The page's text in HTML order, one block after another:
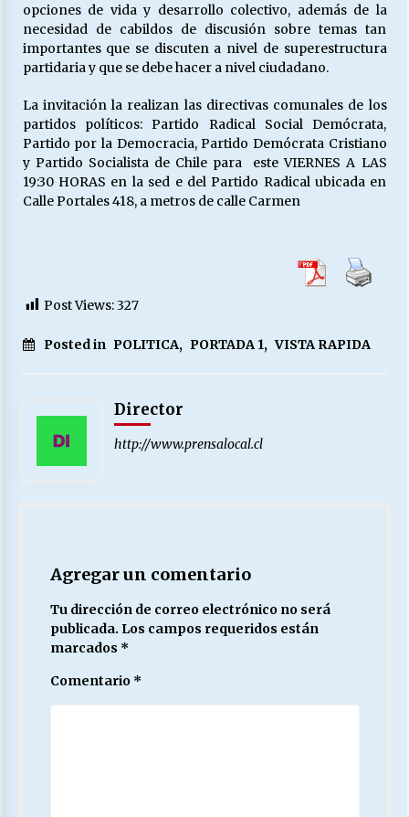
¿Asesores con doble sueldo?
18/04/2026
Chile y sus segmentos de la riqueza
06/04/2026
opciones de vida y desarrollo colectivo, además de la
necesidad de cabildos de discusión sobre temas tan
importantes que se discuten a nivel de superestructura
partidaria y que se debe hacer a nivel ciudadano.
La invitación la realizan las directivas comunales de los
partidos políticos: Partido Radical Social Demócrata,
Partido por la Democracia, Partido Demócrata Cristiano
y Partido Socialista de Chile para este VIERNES A LAS
19:30 HORAS en la sed e del Partido Radical ubicada en
Calle Portales 418, a metros de calle Carmen
Post Views:327
Posted in POLITICA, PORTADA 1, VISTA RAPIDA
Director
http://www.prensalocal.cl
Agregar un comentario
Tu dirección de correo electrónico no será
publicada. Los campos requeridos están
marcados *
Comentario *